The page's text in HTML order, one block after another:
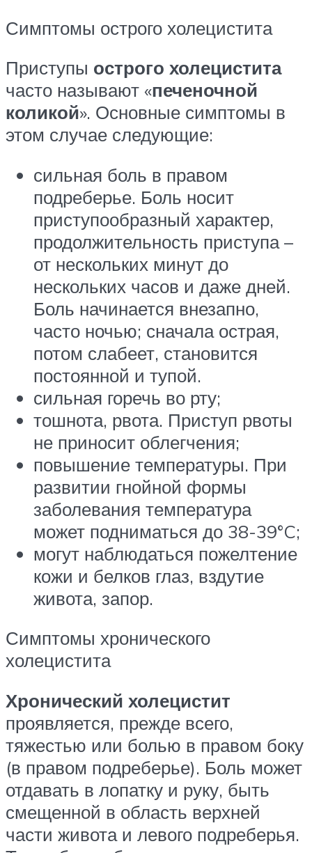
Симптомы острого холецистита
Приступы острого холецистита
часто называют «печеночной
коликой». Основные симптомы в
этом случае следующие:
сильная боль в правом
подреберье. Боль носит
приступообразный характер,
продолжительность приступа –
от нескольких минут до
нескольких часов и даже дней.
Боль начинается внезапно,
часто ночью; сначала острая,
потом слабеет, становится
постоянной и тупой.
сильная горечь во рту;
тошнота, рвота. Приступ рвоты
не приносит облегчения;
повышение температуры. При
развитии гнойной формы
заболевания температура
может подниматься до 38-39°C;
могут наблюдаться пожелтение
кожи и белков глаз, вздутие
живота, запор.
Симптомы хронического
холецистита
Хронический холецистит
проявляется, прежде всего,
тяжестью или болью в правом боку
(в правом подреберье). Боль может
отдавать в лопатку и руку, быть
смещенной в область верхней
части живота и левого подреберья.